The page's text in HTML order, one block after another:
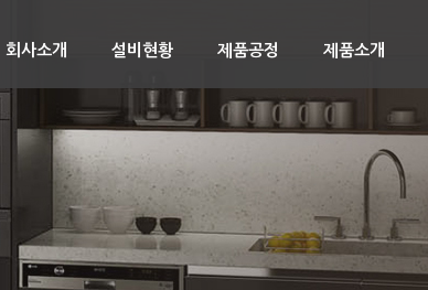
회사소개 설비현황 제품공정 제품소개